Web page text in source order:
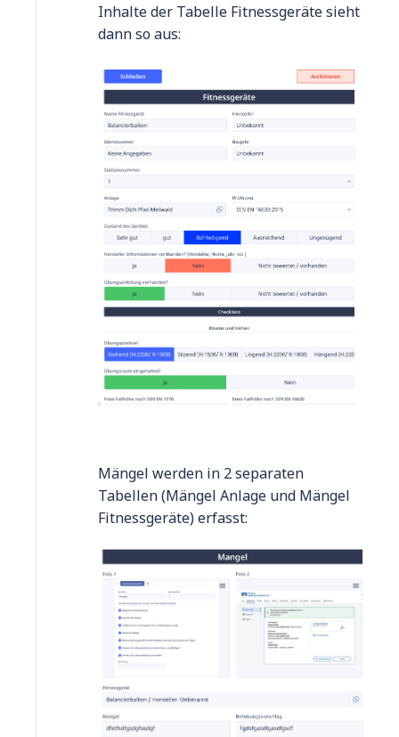
Inhalte der Tabelle Fitnessgeräte sieht
dann so aus:
Mängel werden in 2 separaten
Tabellen (Mängel Anlage und Mängel
Fitnessgeräte) erfasst: